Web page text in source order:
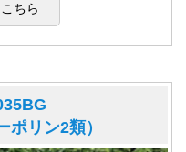
ちら
ポリン2類）